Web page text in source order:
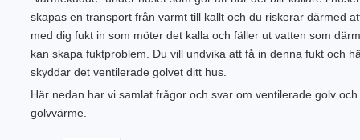
skapas en transport från varmt till kallt och du riskerar därmed
med dig fukt in som möter det kalla och fäller ut vatten som
kan skapa fuktproblem. Du vill undvika att få in denna fukt och
skyddar det ventilerade golvet ditt hus.
Här nedan har vi samlat frågor och svar om ventilerade golv och
golvvärme.